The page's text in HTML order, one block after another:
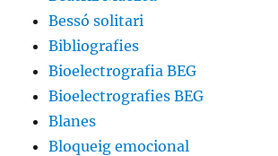
Bessó solitari
Bibliografies
Bioelectrografia BEG
Bioelectrografies BEG
Blanes
Bloqueig emocional